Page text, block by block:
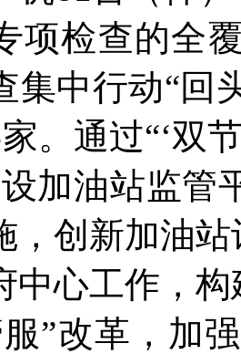
项检查的全
集中行动“回
。通过“‘双
加油站监管
，创新加油
心工作，构
”改革，加